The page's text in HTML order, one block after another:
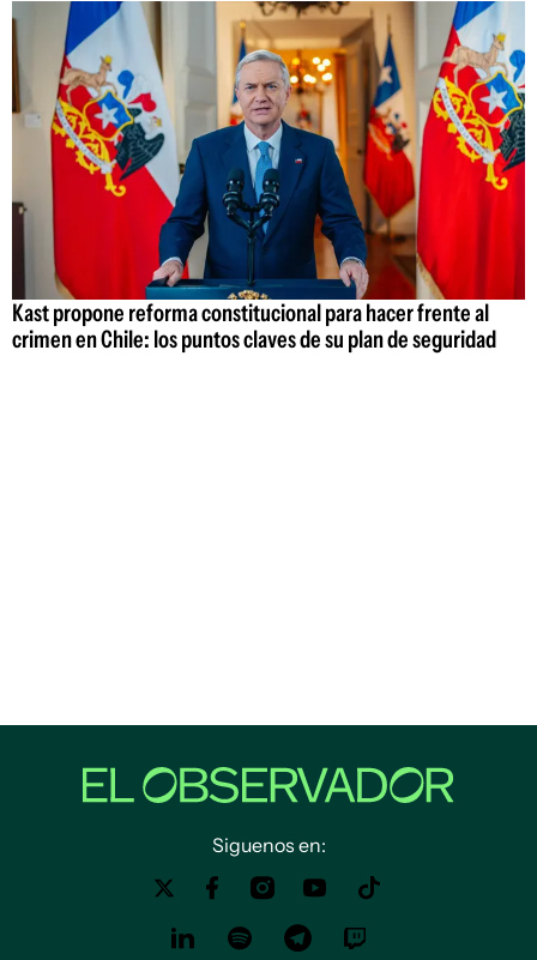
Kast propone reforma constitucional para hacer frente al
crimen en Chile: los puntos claves de su plan de seguridad
Siguenos en: